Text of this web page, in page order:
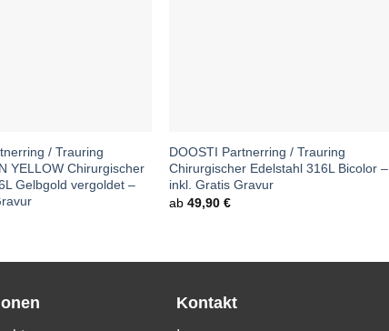
/ Trauring
YELLOW Chirurgischer
Gelbgold vergoldet –
DOOSTI Partnerring / Trauring
Chirurgischer Edelstahl 316L Bicolor –
inkl. Gratis Gravur
ab49,90€
Kontakt